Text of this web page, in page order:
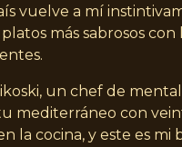
vuelve a mí
más sabrosos con
un chef de
mediterráneo con
la cocina, y este es mi